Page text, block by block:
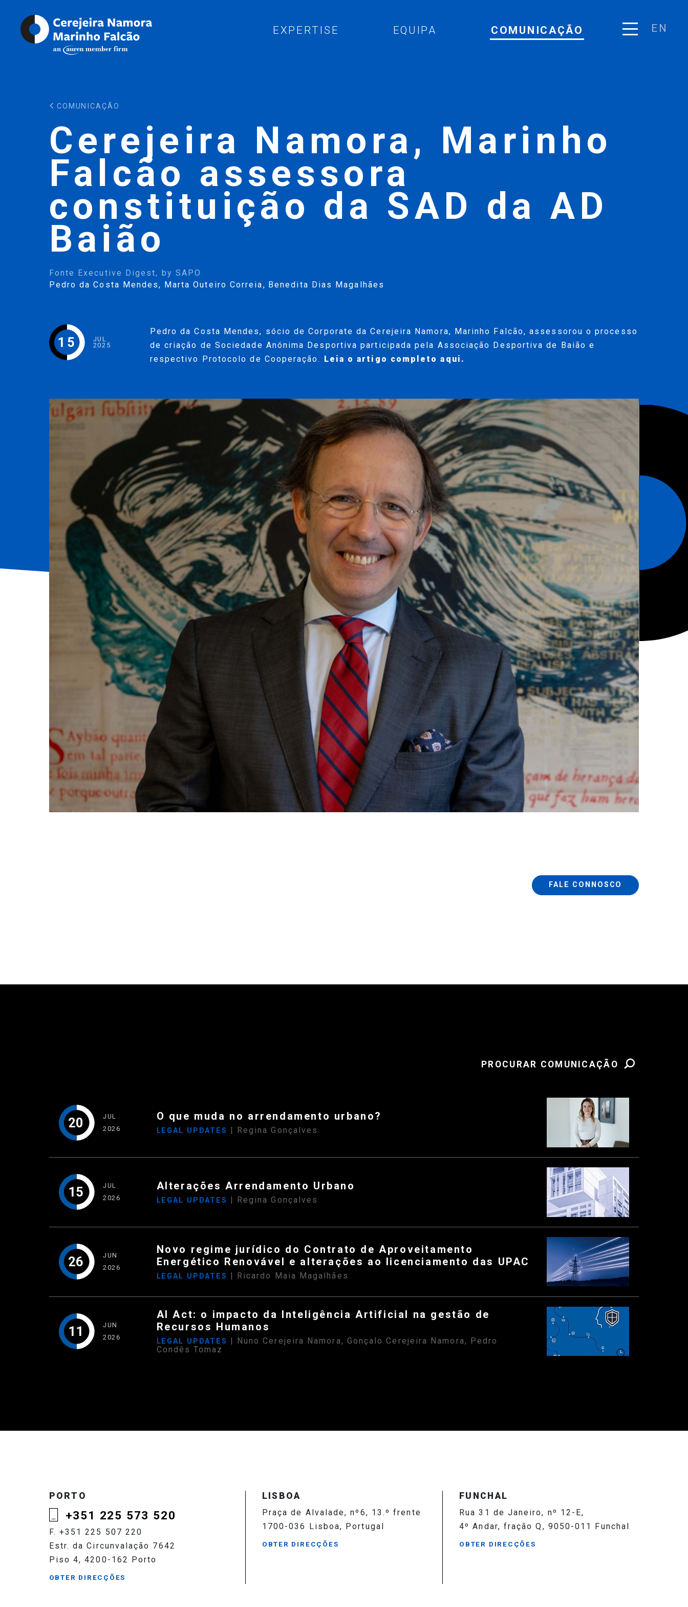
EN
EXPERTISE EQUIPA COMUNICAÇÃO
COMUNICAÇÃO
Cerejeira Namora, Marinho
Falcão assessora
constituição da SAD da AD
Baião
Fonte Executive Digest, by SAPO
Pedro da Costa Mendes, Marta Outeiro Correia, Benedita Dias Magalhães
15
JUL
2025
Pedro da Costa Mendes, sócio deCorporate da Cerejeira Namora, Marinho Falcão, assessorou o processo
de criação de Sociedade Anónima Desportiva participada pela Associação Desportiva de Baião e
respectivo Protocolo de Cooperação. Leia o artigo completoaqui .
FALE CONNOSCO
PROCURAR COMUNICAÇÃO
20
JUL
2026
O que muda no arrendamento urbano?
LEGAL UPDATES | Regina Gonçalves
15
JUL
2026
Alterações Arrendamento Urbano
LEGAL UPDATES | Regina Gonçalves
26
JUN
2026
Novo regime jurídico do Contrato de Aproveitamento
Energético Renovável e alterações ao licenciamento das UPAC
LEGAL UPDATES | Ricardo Maia Magalhães
11
JUN
2026
AI Act: o impacto da Inteligência Artificial na gestão de
Recursos Humanos
LEGAL UPDATES
| Nuno Cerejeira Namora, Gonçalo Cerejeira Namora, Pedro
Condês Tomaz
PORTO
+351 225 573 520
F. +351 225 507 220
Estr. da Circunvalação 7642
Piso 4, 4200-162 Porto
OBTER DIRECÇÕES
LISBOA
Praça de Alvalade, nº6, 13.º frente
1700-036 Lisboa, Portugal
OBTER DIRECÇÕES
FUNCHAL
Rua 31 de Janeiro, nº 12-E,
4º Andar, fração Q, 9050-011 Funchal
OBTER DIRECÇÕES